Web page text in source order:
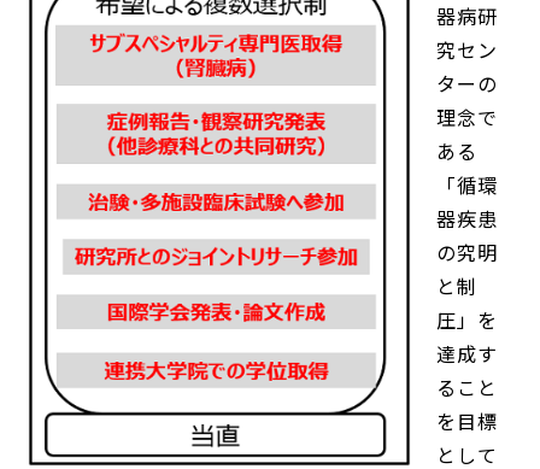
器病研
究セン
ターの
理念で
ある
「循環
器疾患
の究明
と制
圧」を
達成す
ること
を目標
として